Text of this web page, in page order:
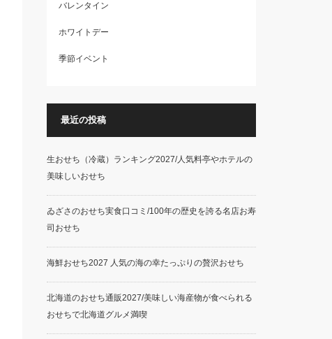
バレンタイン
ホワイトデー
季節イベント
最近の投稿
生おせち（冷蔵）ランキング2027/人気料亭やホテルの
美味しいおせち
ゐざさのおせち実食口コミ/100年の歴史を誇る名店お寿
司おせち
海鮮おせち2027 人気の海の幸たっぷりの贅沢おせち
北海道のおせち通販2027/美味しい海産物が食べられる
おせちで北海道グルメ満喫